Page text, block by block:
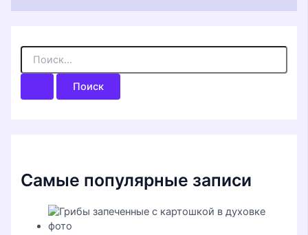
П
и
Самые популярные записи